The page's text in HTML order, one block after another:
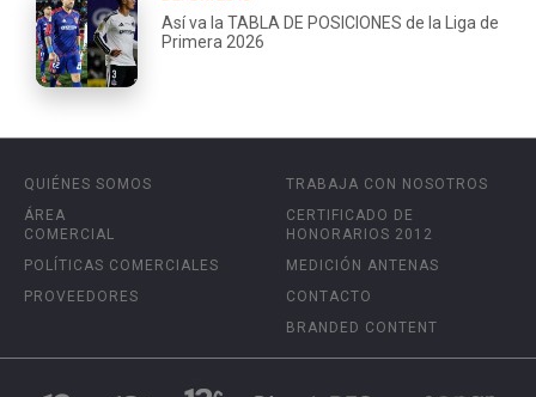
Así va la TABLA DE POSICIONES de la Liga de
Primera 2026
QUIÉNES SOMOS
ÁREA
COMERCIAL
POLÍTICAS COMERCIALES
PROVEEDORES
TRABAJA CON NOSOTROS
CERTIFICADO DE
HONORARIOS 2012
MEDICIÓN ANTENAS
CONTACTO
BRANDED CONTENT